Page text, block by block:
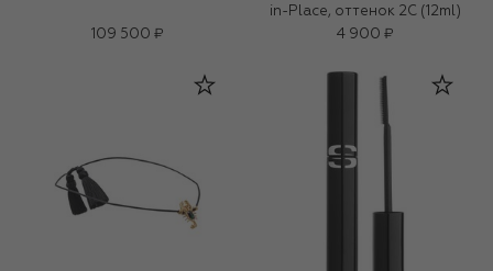
109 500 ₽
in-Place, оттенок 2C (12ml)
4 900 ₽